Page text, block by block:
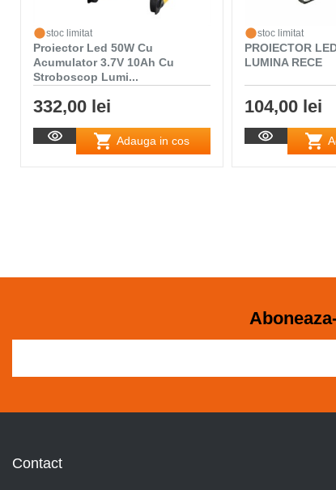
stoc limitat
Proiector Led 50W Cu
Acumulator 3.7V 10Ah Cu
Stroboscop Lumi...
332,00 lei
Adauga in cos
stoc limitat
PROIECTOR
LUMINA RECE
104,00 lei
Contact